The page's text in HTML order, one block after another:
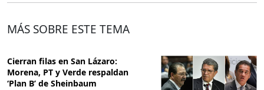
MÁS SOBRE ESTE TEMA
Cierran filas en San Lázaro:
Morena, PT y Verde respaldan
‘Plan B’ de Sheinbaum